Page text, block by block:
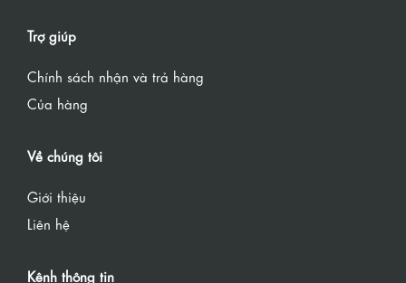
Trợ giúp
Chính sách nhận và trả hàng
Của hàng
Về chúng tôi
Giới thiệu
Liên hệ
Kênh thông tin